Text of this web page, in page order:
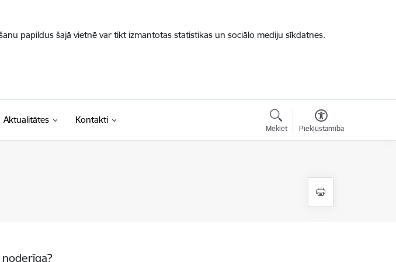
papildus šajā vietnē var tikt izmantotas statistikas un sociālo mediju sīkdatnes.
Aktualitātes Kontakti
Meklēt Piekļūstamība